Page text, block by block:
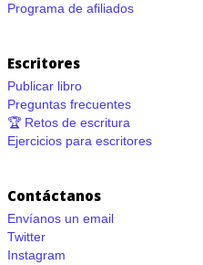
Programa de afiliados
Escritores
Publicar libro
Preguntas frecuentes
🏆 Retos de escritura
Ejercicios para escritores
Contáctanos
Envíanos un email
Twitter
Instagram